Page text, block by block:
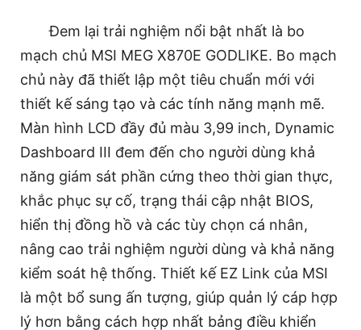
Đem lại trải nghiệm nổi bật nhất là bo
mạch chủ MSI MEG X870E GODLIKE. Bo mạch
chủ này đã thiết lập một tiêu chuẩn mới với
thiết kế sáng tạo và các tính năng mạnh mẽ.
Màn hình LCD đầy đủ màu 3,99 inch, Dynamic
Dashboard III đem đến cho người dùng khả
năng giám sát phần cứng theo thời gian thực,
khắc phục sự cố, trạng thái cập nhật BIOS,
hiển thị đồng hồ và các tùy chọn cá nhân,
nâng cao trải nghiệm người dùng và khả năng
kiểm soát hệ thống. Thiết kế EZ Link của MSI
là một bổ sung ấn tượng, giúp quản lý cáp hợp
lý hơn bằng cách hợp nhất bảng điều khiển